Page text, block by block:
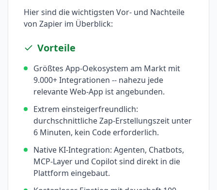
Hier sind die wichtigsten Vor- und Nachteile
von Zapier im Überblick:
Vorteile
Größtes App-Oekosystem am Markt mit
9.000+ Integrationen -- nahezu jede
relevante Web-App ist angebunden.
Extrem einsteigerfreundlich:
durchschnittliche Zap-Erstellungszeit unter
6 Minuten, kein Code erforderlich.
Native KI-Integration: Agenten, Chatbots,
MCP-Layer und Copilot sind direkt in die
Plattform eingebaut.